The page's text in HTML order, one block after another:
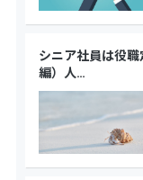
シニア社員は役
編）人…